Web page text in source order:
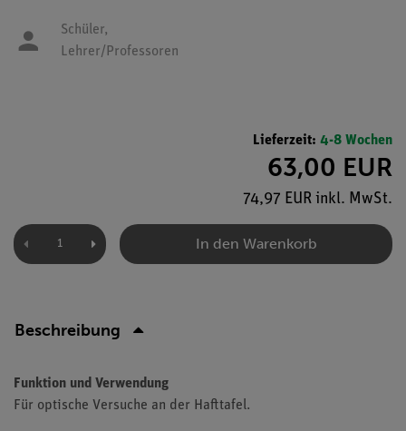
Schüler,
Lehrer/Professoren
Lieferzeit: 4-8 Wochen
63,00 EUR
74,97 EUR inkl. MwSt.
In den Warenkorb
Beschreibung
Funktion und Verwendung
Für optische Versuche an der Hafttafel.